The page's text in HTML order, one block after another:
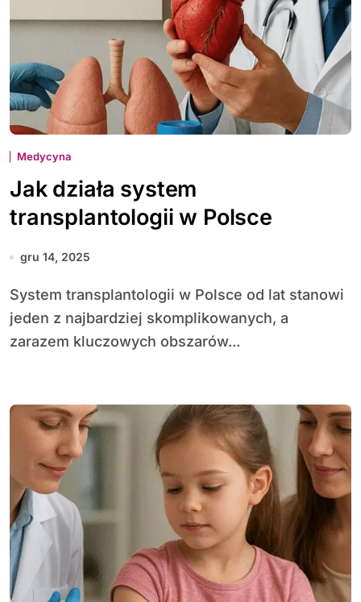
Medycyna
Jak działa system
transplantologii w Polsce
gru 14, 2025
System transplantologii w Polsce od lat stanowi
jeden z najbardziej skomplikowanych, a
zarazem kluczowych obszarów...